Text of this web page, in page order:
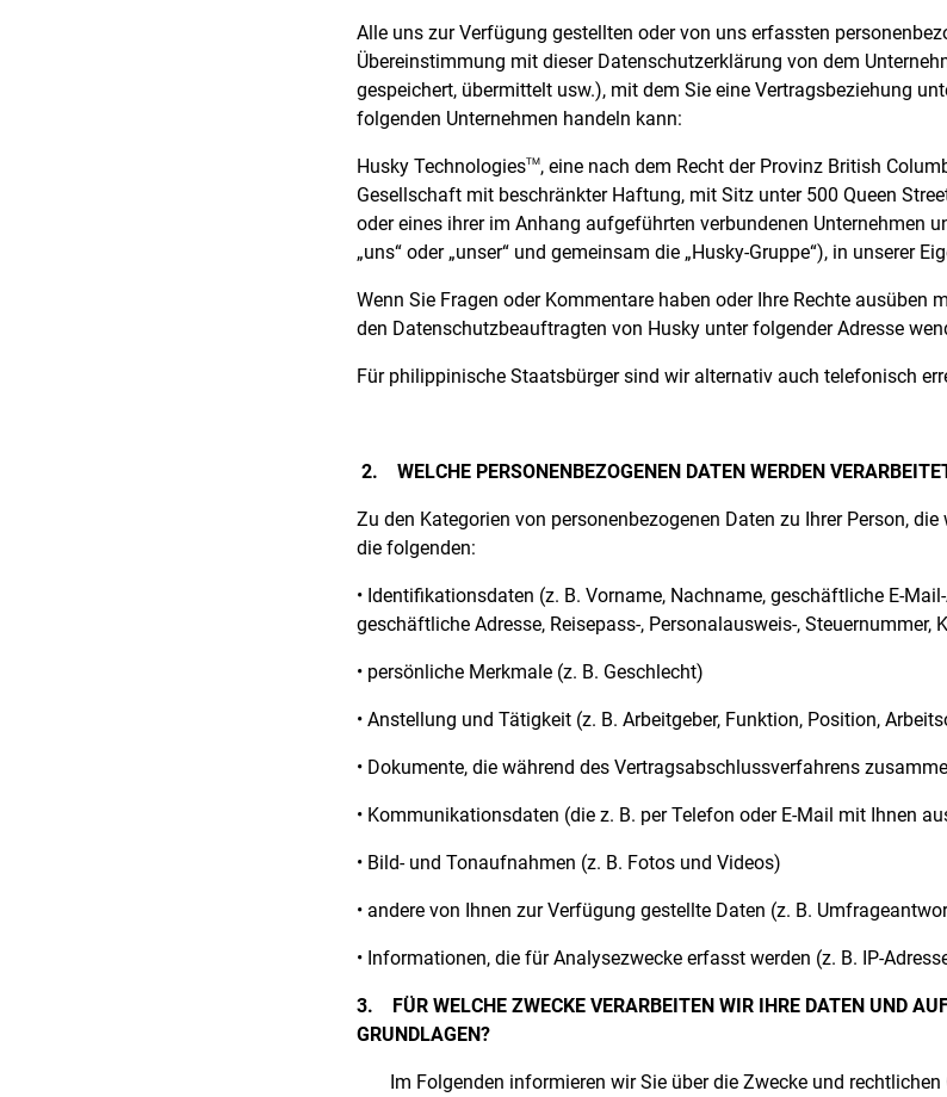
Alle uns zur Verfügung gestellten oder von uns erfassten
Übereinstimmung mit dieser Datenschutzerklärung von dem
gespeichert, übermittelt usw.), mit dem Sie eine Vertragsbeziehung
folgenden Unternehmen handeln kann:
Husky TechnologiesTM, eine nach dem Recht der Provinz British
Gesellschaft mit beschränkter Haftung, mit Sitz unter 500 Queen
oder eines ihrer im Anhang aufgeführten verbundenen Unternehmen
„uns“ oder „unser“ und gemeinsam die „Husky-Gruppe“), in unserer
Wenn Sie Fragen oder Kommentare haben oder Ihre Rechte ausüben
den Datenschutzbeauftragten von Husky unter folgender Adresse
Für philippinische Staatsbürger sind wir alternativ auch telefonisch
2. WELCHE PERSONENBEZOGENEN DATEN WERDEN
Zu den Kategorien von personenbezogenen Daten zu Ihrer Person,
die folgenden:
• Identifikationsdaten (z. B. Vorname, Nachname, geschäftliche E-
geschäftliche Adresse, Reisepass-, Personalausweis-, Steuernummer,
• persönliche Merkmale (z. B. Geschlecht)
• Anstellung und Tätigkeit (z. B. Arbeitgeber, Funktion, Position,
• Dokumente, die während des Vertragsabschlussverfahrens
• Kommunikationsdaten (die z. B. per Telefon oder E-Mail mit Ihnen
• Bild- und Tonaufnahmen (z. B. Fotos und Videos)
• andere von Ihnen zur Verfügung gestellte Daten (z. B.
• Informationen, die für Analysezwecke erfasst werden (z. B. IP-
3.
FÜR WELCHE ZWECKE VERARBEITEN WIR IHRE DATEN UND
GRUNDLAGEN?
Im Folgenden informieren wir Sie über die Zwecke und